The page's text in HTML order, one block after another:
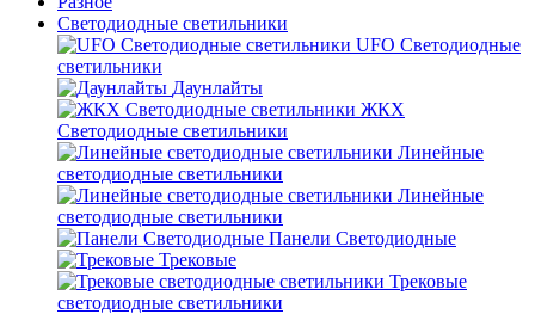
Светодиодные светильники
UFO Светодиодные
светильники
Даунлайты
ЖКХ
Светодиодные светильники
Линейные
светодиодные светильники
Линейные
светодиодные светильники
Панели Светодиодные
Трековые
Трековые
светодиодные светильники